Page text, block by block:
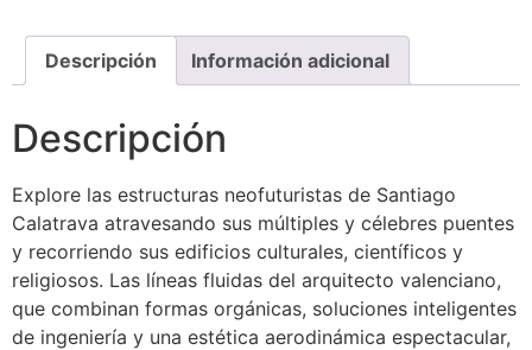
Descripción Información adicional
Descripción
Explore las estructuras neofuturistas de Santiago
Calatrava atravesando sus múltiples y célebres puentes
y recorriendo sus edificios culturales, científicos y
religiosos. Las líneas fluidas del arquitecto valenciano,
que combinan formas orgánicas, soluciones inteligentes
de ingeniería y una estética aerodinámica espectacular,